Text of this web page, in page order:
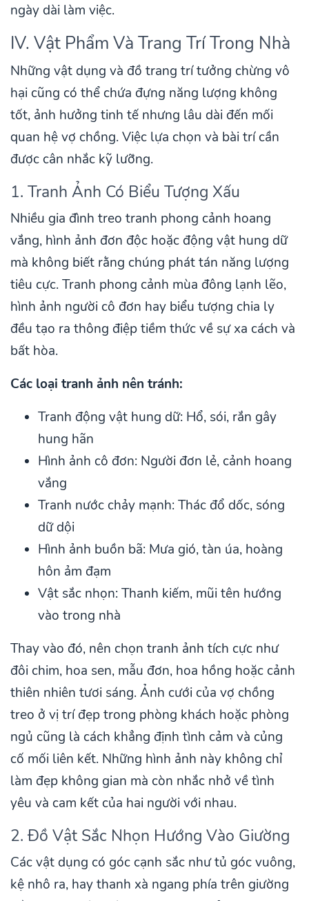
ngày dài làm việc.
IV. Vật Phẩm Và Trang Trí Trong Nhà
Những vật dụng và đồ trang trí tưởng chừng vô
hại cũng có thể chứa đựng năng lượng không
tốt, ảnh hưởng tinh tế nhưng lâu dài đến mối
quan hệ vợ chồng. Việc lựa chọn và bài trí cần
được cân nhắc kỹ lưỡng.
1. Tranh Ảnh Có Biểu Tượng Xấu
Nhiều gia đình treo tranh phong cảnh hoang
vắng, hình ảnh đơn độc hoặc động vật hung dữ
mà không biết rằng chúng phát tán năng lượng
tiêu cực. Tranh phong cảnh mùa đông lạnh lẽo,
hình ảnh người cô đơn hay biểu tượng chia ly
đều tạo ra thông điệp tiềm thức về sự xa cách và
bất hòa.
Các loại tranh ảnh nên tránh:
Tranh động vật hung dữ: Hổ, sói, rắn gây
hung hãn
Hình ảnh cô đơn: Người đơn lẻ, cảnh hoang
vắng
Tranh nước chảy mạnh: Thác đổ dốc, sóng
dữ dội
Hình ảnh buồn bã: Mưa gió, tàn úa, hoàng
hôn ảm đạm
Vật sắc nhọn: Thanh kiếm, mũi tên hướng
vào trong nhà
Thay vào đó, nên chọn tranh ảnh tích cực như
đôi chim, hoa sen, mẫu đơn, hoa hồng hoặc cảnh
thiên nhiên tươi sáng. Ảnh cưới của vợ chồng
treo ở vị trí đẹp trong phòng khách hoặc phòng
ngủ cũng là cách khẳng định tình cảm và củng
cố mối liên kết. Những hình ảnh này không chỉ
làm đẹp không gian mà còn nhắc nhở về tình
yêu và cam kết của hai người với nhau.
2. Đồ Vật Sắc Nhọn Hướng Vào Giường
Các vật dụng có góc cạnh sắc như tủ góc vuông,
kệ nhô ra, hay thanh xà ngang phía trên giường